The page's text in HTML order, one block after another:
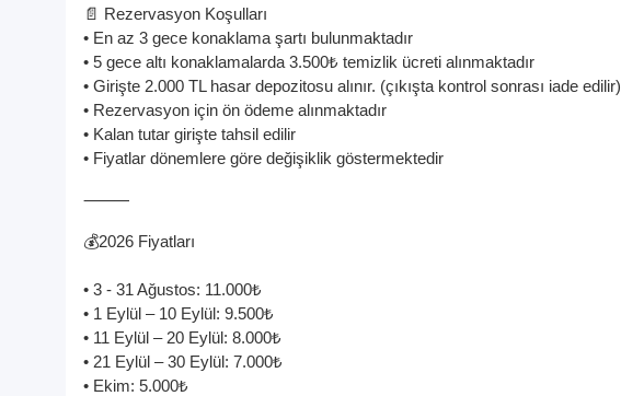
📄 Rezervasyon Koşulları
• En az 3 gece konaklama şartı bulunmaktadır
• 5 gece altı konaklamalarda 3.500₺ temizlik ücreti alınmaktadır
• Girişte 2.000 TL hasar depozitosu alınır. (çıkışta kontrol sonrası iade edilir)
• Rezervasyon için ön ödeme alınmaktadır
• Kalan tutar girişte tahsil edilir
• Fiyatlar dönemlere göre değişiklik göstermektedir
⸻
💰2026 Fiyatları
• 3 - 31 Ağustos: 11.000₺
• 1 Eylül – 10 Eylül: 9.500₺
• 11 Eylül – 20 Eylül: 8.000₺
• 21 Eylül – 30 Eylül: 7.000₺
• Ekim: 5.000₺